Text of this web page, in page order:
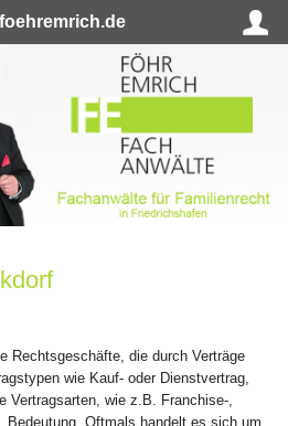
Rechtsgeschäfte, die durch Verträge
wie Kauf- oder Dienstvertrag,
Vertragsarten, wie z.B. Franchise-,
Bedeutung. Oftmals handelt es sich um